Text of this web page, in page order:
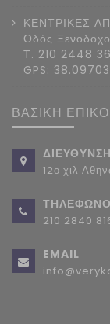
ΚΕΝΤΡΙΚΕΣ
Οδός
Τ. 210 2448
GPS:
ΒΑΣΙΚΗ
ΔΙΕΥΘΥΝΣΗ
12ο χιλ
ΤΗΛΕΦΩΝΟ
210 2840
EMAIL